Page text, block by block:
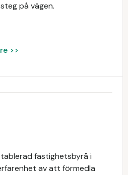
på vägen.
>>
fastighetsbyrå i
av att förmedla